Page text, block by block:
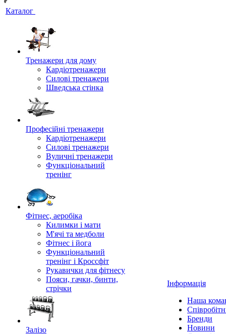
Каталог
Тренажери для дому
Кардіотренажери
Силові тренажери
Шведська стінка
Професійні тренажери
Кардіотренажери
Силові тренажери
Вуличні тренажери
Функціональний
тренінг
Фітнес, аеробіка
Килимки і мати
М'ячі та медболи
Фітнес і йога
Функціональний
тренінг і Кроссфіт
Рукавички для фітнесу
Пояси, гачки, бинти,
стрічки
Залізо
Інформація
Наша
Бренди
Новини